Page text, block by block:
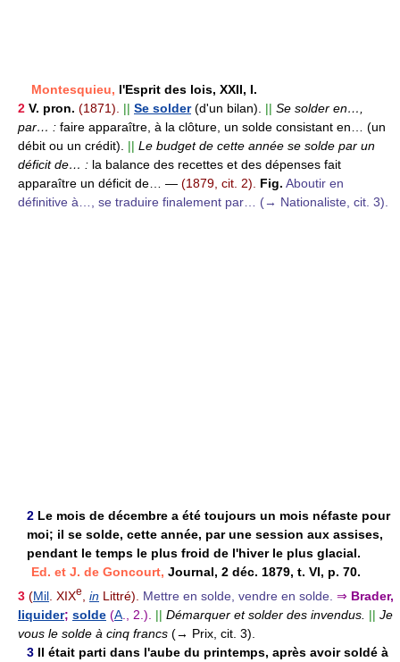
Montesquieu, l'Esprit des lois, XXII, I.
2 V. pron. (1871). || Se solder (d'un bilan). || Se solder en…,
par… : faire apparaître, à la clôture, un solde consistant en… (un
débit ou un crédit).
|| Le budget de cette année se solde par un
déficit de… : la balance des recettes et des dépenses fait
apparaître un déficit de…
— (1879, cit. 2). Fig. Aboutir en
définitive à…, se traduire finalement par… (→ Nationaliste, cit. 3).
2 Le mois de décembre a été toujours un mois néfaste pour
moi; il se solde, cette année, par une session aux assises,
pendant le temps le plus froid de l'hiver le plus glacial.
Ed. et J. de Goncourt, Journal, 2 déc. 1879, t. VI, p. 70.
3 (Mil . XIXe in Littré). Mettre en solde, vendre en solde. ⇒ Brader,
liquider; solde (A ., 2.). || Démarquer et solder des invendus. || Je
vous le solde à cinq francs (→ Prix, cit. 3).
3 Il était parti dans l'aube du printemps, après avoir soldé à